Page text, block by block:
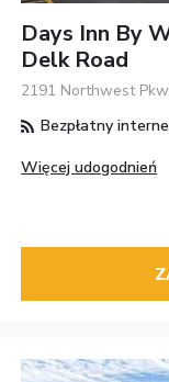
Days Inn By
Delk Road
2191 Northwest
Bezpłatny
Więcej udogodnień